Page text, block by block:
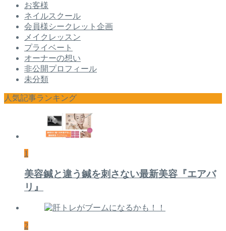
お客様
ネイルスクール
会員様シークレット企画
メイクレッスン
プライベート
オーナーの想い
非公開プロフィール
未分類
人気記事ランキング
1
美容鍼と違う鍼を刺さない最新美容『エアバ
リ』
2